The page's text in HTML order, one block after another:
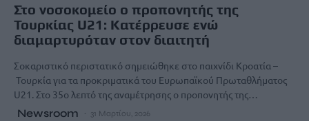
Στο νοσοκομείο ο προπονητής της
Τουρκίας U21: Κατέρρευσε ενώ
διαμαρτυρόταν στον διαιτητή
Σοκαριστικό περιστατικό σημειώθηκε στο παιχνίδι Κροατία –
Τουρκία για τα προκριματικά του Ευρωπαϊκού Πρωταθλήματος
U21. Στο 35ο λεπτό της αναμέτρησης ο προπονητής της…
Newsroom 31 Μαρτίου, 2026